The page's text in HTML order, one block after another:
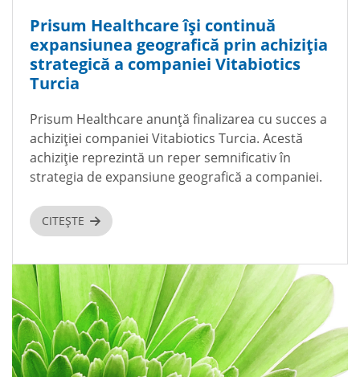
Prisum Healthcare își continuă
expansiunea geografică prin achiziția
strategică a companiei Vitabiotics
Turcia
Prisum Healthcare anunță finalizarea cu succes a
achiziției companiei Vitabiotics Turcia. Acestă
achiziție reprezintă un reper semnificativ în
strategia de expansiune geografică a companiei.
CITEȘTE